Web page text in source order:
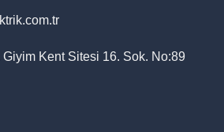
Kent Sitesi 16. Sok. No:89